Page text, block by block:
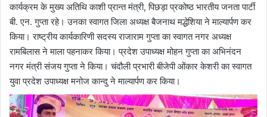
कार्यक्रम के मुख्य अतिथि काशी प्रान्त मंत्री, पिछड़ा प्रकोष्ठ भारतीय जनता पार्टी
बी. एन. गुप्ता रहे। उनका स्वागत जिला अध्यक्ष बैजनाथ मद्धेशिया ने माल्यार्पण कर
किया। राष्ट्रीय कार्यकारिणी सदस्य राजाराम गुप्ता का स्वागत नगर अध्यक्ष
रामबिलास ने माला पहनाकर किया। प्रदेश उपाध्यक्ष मोहन गुप्ता का अभिनंदन
नगर मंत्री संजय गुप्ता ने किया। चंदौली प्रभारी बीजेपी ओंकार केशरी का स्वागत
युवा प्रदेश उपाध्यक्ष मनोज कान्दु ने माल्यार्पण कर किया।